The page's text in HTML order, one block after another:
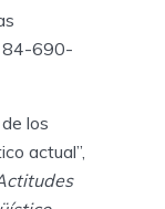
84-690-
los
actual”,